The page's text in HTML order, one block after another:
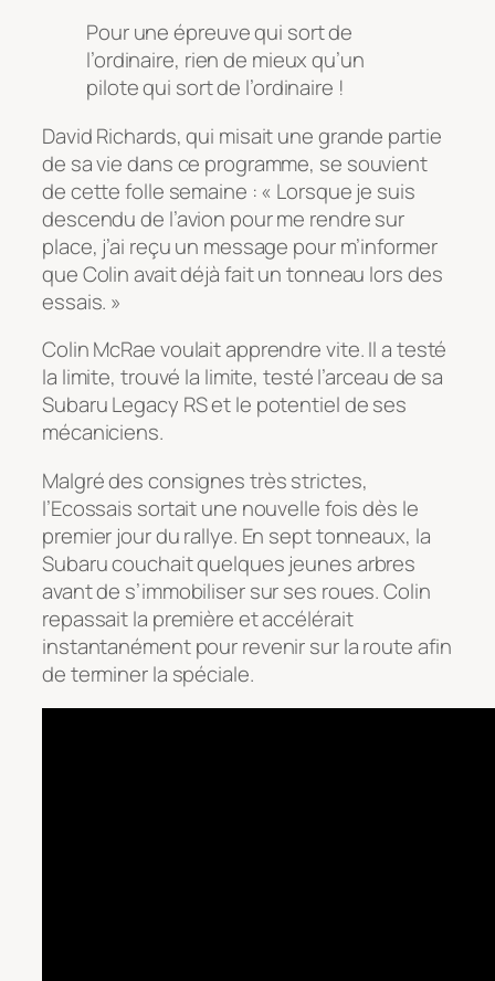
Pour une épreuve qui sort de
l’ordinaire, rien de mieux qu’un
pilote qui sort de l’ordinaire !
David Richards, qui misait une grande partie
de sa vie dans ce programme, se souvient
de cette folle semaine : « Lorsque je suis
descendu de l’avion pour me rendre sur
place, j’ai reçu un message pour m’informer
que Colin avait déjà fait un tonneau lors des
essais. »
Colin McRae voulait apprendre vite. Il a testé
la limite, trouvé la limite, testé l’arceau de sa
Subaru Legacy RS et le potentiel de ses
mécaniciens.
Malgré des consignes très strictes,
l’Ecossais sortait une nouvelle fois dès le
premier jour du rallye. En sept tonneaux, la
Subaru couchait quelques jeunes arbres
avant de s’immobiliser sur ses roues. Colin
repassait la première et accélérait
instantanément pour revenir sur la route afin
de terminer la spéciale.